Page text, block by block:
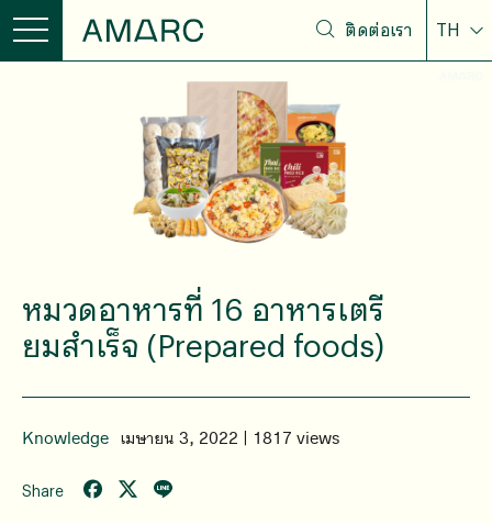
ติดต่อเรา TH
หมวดอาหารที่ 16 อาหารเตรี
ยมสําเร็จ (Prepared foods)
Knowledge เมษายน 3, 2022 | 1817 views
Share